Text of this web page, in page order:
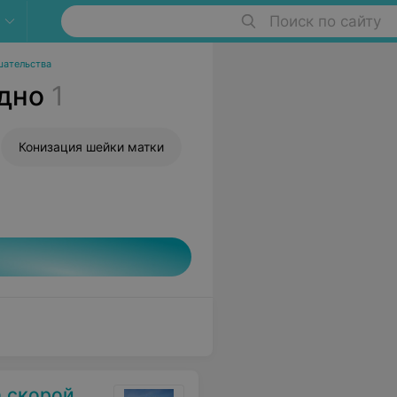
Поиск по сайту
1
Конизация шейки матки